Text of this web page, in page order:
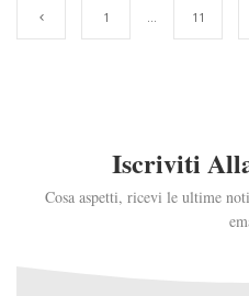
1 … 11
Iscriviti
Cosa aspetti, ricevi le ultime